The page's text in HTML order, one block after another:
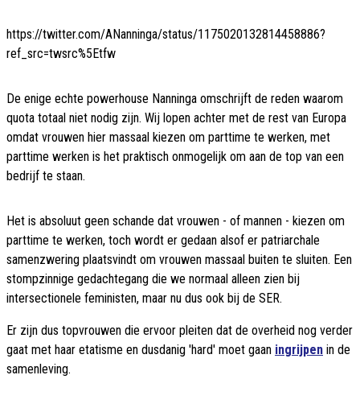
https://twitter.com/ANanninga/status/1175020132814458886?
ref_src=twsrc%5Etfw
De enige echte powerhouse Nanninga omschrijft de reden waarom
quota totaal niet nodig zijn. Wij lopen achter met de rest van Europa
omdat vrouwen hier massaal kiezen om parttime te werken, met
parttime werken is het praktisch onmogelijk om aan de top van een
bedrijf te staan.
Het is absoluut geen schande dat vrouwen - of mannen - kiezen om
parttime te werken, toch wordt er gedaan alsof er patriarchale
samenzwering plaatsvindt om vrouwen massaal buiten te sluiten. Een
stompzinnige gedachtegang die we normaal alleen zien bij
intersectionele feministen, maar nu dus ook bij de SER.
Er zijn dus topvrouwen die ervoor pleiten dat de overheid nog verder
gaat met haar etatisme en dusdanig 'hard' moet gaan ingrijpen in de
samenleving.